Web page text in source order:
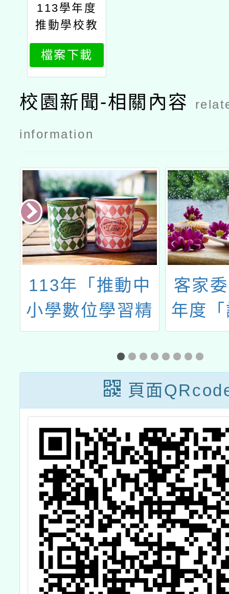
113學年度
推動學校教
師實踐自主
活化教學計
畫桃園eecc
數學社群假
日共備「主
題-數學教具
檔案下載
校園新聞-相關內容
information
113年「推動中
小學數位學習精
進方案」教師增
客家
年度
員」
頁面